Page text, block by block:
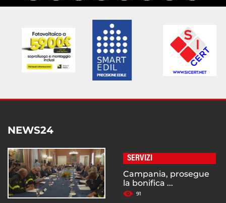
NEWS24
SERVIZI
Campania, prosegue
la bonifica ...
91